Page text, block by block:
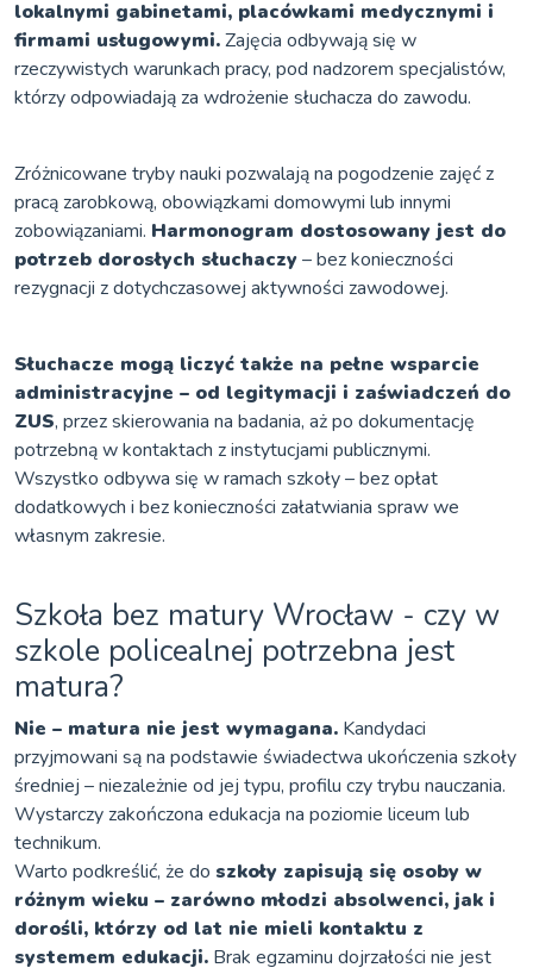
lokalnymi gabinetami, placówkami medycznymi i
firmami usługowymi.Zajęcia odbywają się w
rzeczywistych warunkach pracy, pod nadzorem specjalistów,
którzy odpowiadają za wdrożenie słuchacza do zawodu.
Zróżnicowane tryby nauki pozwalają na pogodzenie zajęć z
pracą zarobkową, obowiązkami domowymi lub innymi
zobowiązaniami. Harmonogram dostosowany jest do
potrzeb dorosłych słuchaczy– bez konieczności
rezygnacji z dotychczasowej aktywności zawodowej.
Słuchacze mogą liczyć także na pełne wsparcie
administracyjne – od legitymacji i zaświadczeń do
ZUS, przez skierowania na badania, aż po dokumentację
potrzebną w kontaktach z instytucjami publicznymi.
Wszystko odbywa się w ramach szkoły – bez opłat
dodatkowych i bez konieczności załatwiania spraw we
własnym zakresie.
Szkoła bez matury Wrocław - czy w
szkole policealnej potrzebna jest
matura?
Nie – matura nie jest wymagana. Kandydaci
przyjmowani są na podstawie świadectwa ukończenia szkoły
średniej – niezależnie od jej typu, profilu czy trybu nauczania.
Wystarczy zakończona edukacja na poziomie liceum lub
technikum.
Warto podkreślić, że do szkoły zapisują się osoby w
różnym wieku – zarówno młodzi absolwenci, jak i
dorośli, którzy od lat nie mieli kontaktu z
systemem edukacji. Brak egzaminu dojrzałości nie jest